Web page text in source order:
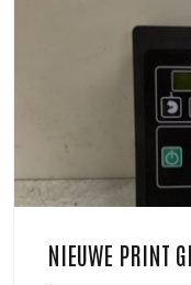
NIEUWE PRINT